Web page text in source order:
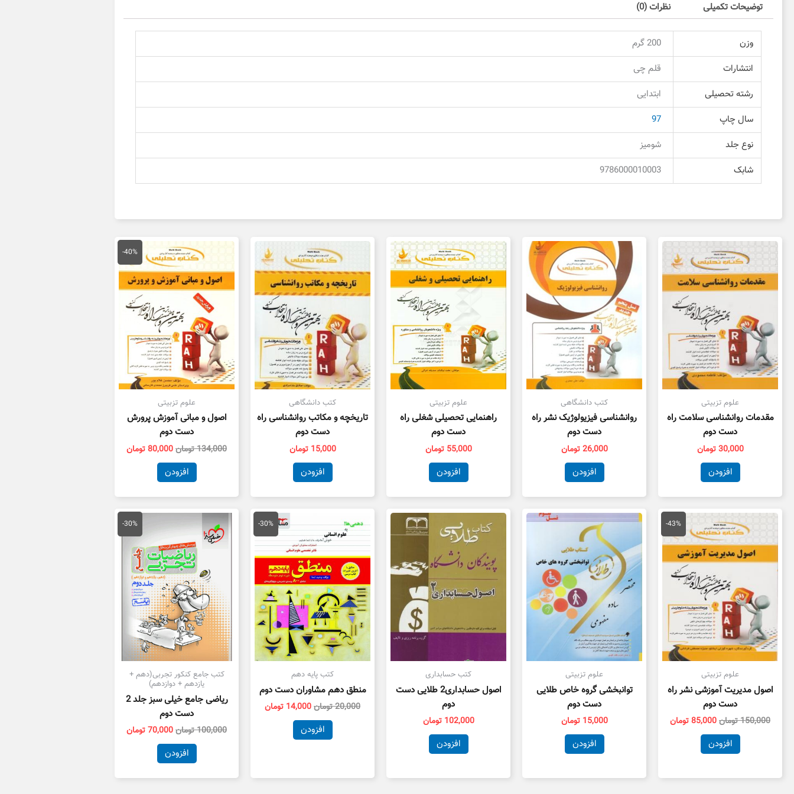
توضیحات تکمیلی نظرات (0)
وزن
200 گرم
انتشارات
قلم چی
رشته تحصیلی
ابتدایی
سال چاپ
97
نوع جلد
شومیز
شابک
9786000010003
علوم تزبیتی
مقدمات روانشناسی سلامت راه
دست دوم
30,000 تومان
افزودن
کتب دانشگاهی
روانشناسی فیزیولوژیک نشر راه
دست دوم
26,000 تومان
افزودن
علوم تزبیتی
راهنمایی تحصیلی شغلی راه
دست دوم
55,000 تومان
افزودن
کتب دانشگاهی
تاریخچه و مکاتب روانشناسی راه
دست دوم
15,000 تومان
افزودن
-40%
علوم تزبیتی
اصول و مبانی آموزش پرورش
دست دوم
134,000تومان
قیمت
اصلی
134,000 تومان
بود.
80,000تومان
قیمت
فعلی
است.
افزودن
-43%
علوم تزبیتی
اصول مدیریت آموزشی نشر راه
دست دوم
150,000تومان
قیمت
اصلی
150,000 تومان
بود.
85,000تومان
قیمت
فعلی
است.
افزودن
علوم تزبیتی
توانبخشی گروه خاص طلایی
دست دوم
15,000 تومان
افزودن
کتب حسابداری
اصول حسابداری2 طلایی دست
دوم
102,000 تومان
افزودن
-30%
کتب پایه دهم
منطق دهم مشاوران دست دوم
20,000تومان
اصلی
20,000 تومان
بود.
14,000 تومان
قیمت
فعلی
14,000 تومان
است.
افزودن
-30%
کتب جامع کنکور تجربی(دهم +
یازدهم + دوازدهم)
ریاضی جامع خیلی سبز جلد 2
دست دوم
100,000تومان
قیمت
100,000 تومان
بود.
70,000تومان
قیمت
فعلی
افزودن